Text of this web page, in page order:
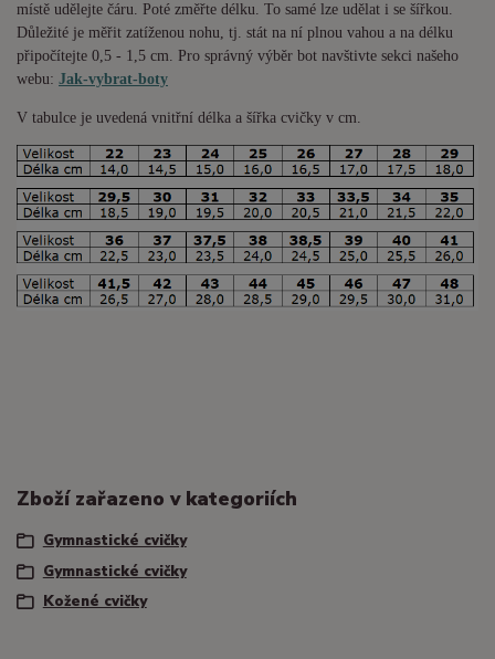
místě udělejte čáru. Poté změřte délku. To samé lze udělat i se šířkou.
Důležité je měřit zatíženou nohu, tj. stát na ní plnou vahou a na délku
připočítejte 0,5 - 1,5 cm. Pro správný výběr bot navštivte sekci našeho
webu: Jak-vybrat-boty
V tabulce je uvedená vnitřní délka a šířka cvičky v cm.
Zboží zařazeno v kategoriích
Gymnastické cvičky
Gymnastické cvičky
Kožené cvičky